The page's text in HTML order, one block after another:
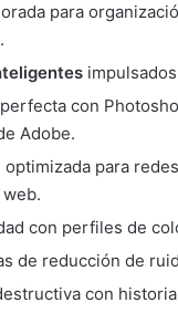
para
con
Adobe.
optimizada para
con perfiles de
de reducción de
con